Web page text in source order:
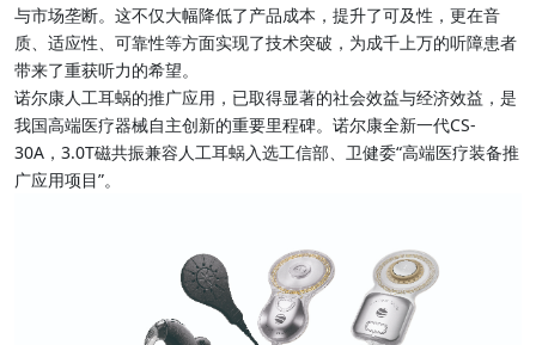
与市场垄断。这不仅大幅降低了产品成本，提升了可及性，更在音
质、适应性、可靠性等方面实现了技术突破，为成千上万的听障患者
带来了重获听力的希望。
诺尔康人工耳蜗的推广应用，已取得显著的社会效益与经济效益，是
我国高端医疗器械自主创新的重要里程碑。诺尔康全新一代CS-
30A，3.0T磁共振兼容人工耳蜗入选工信部、卫健委“高端医疗装备推
广应用项目”。